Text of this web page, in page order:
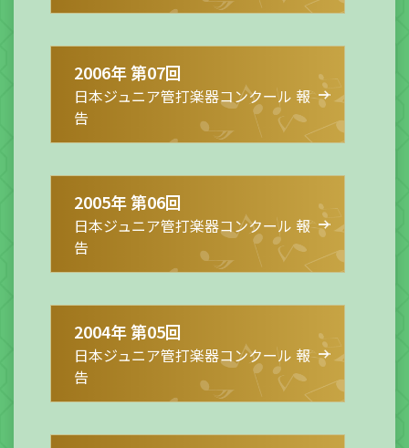
2006年 第07回
日本ジュニア管打楽器コンクール 報
告
2005年 第06回
日本ジュニア管打楽器コンクール 報
告
2004年 第05回
日本ジュニア管打楽器コンクール 報
告